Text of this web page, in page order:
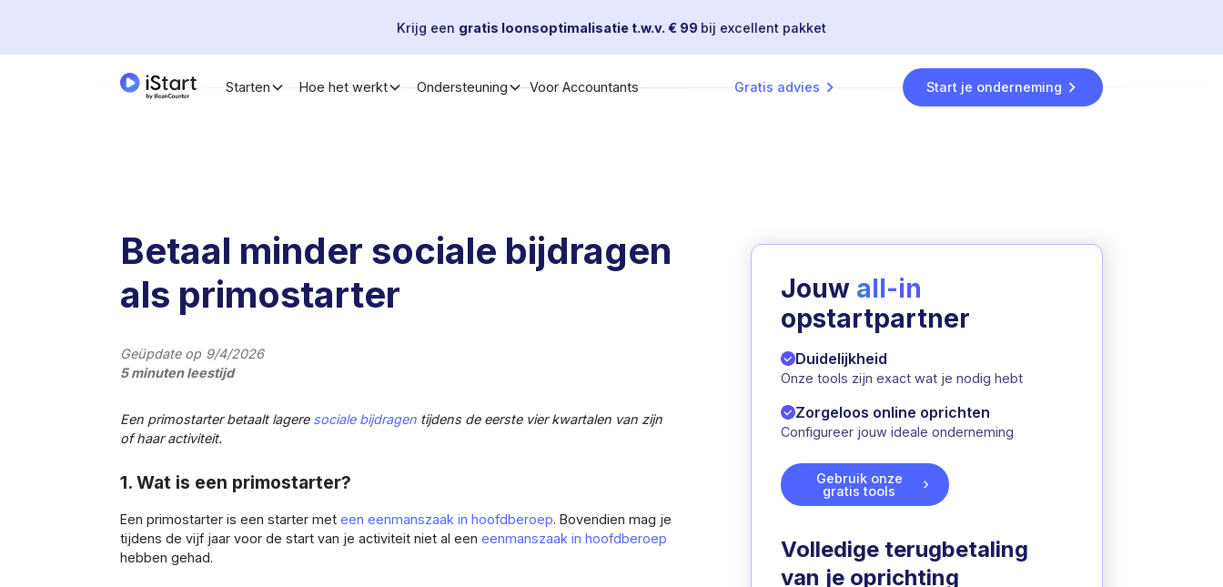
Krijg een gratis loonsoptimalisatie t.w.v. € 99 bij excellent pakket
Starten Hoe het werkt Ondersteuning Voor Accountants Gratis advies Start je onderneming
Betaal minder sociale bijdragen
als primostarter
Geüpdate op 9/4/2026
5 minuten leestijd
Een primostarter betaalt lagere sociale bijdragen tijdens de eerste vier kwartalen van zijn
of haar activiteit.
1. Wat is een primostarter?
Een primostarter is een starter met een eenmanszaak in hoofdberoep. Bovendien mag je
tijdens de vijf jaar voor de start van je activiteit niet al een eenmanszaak in hoofdberoep
hebben gehad.
Jouw all-in
opstartpartner
Duidelijkheid
Onze tools zijn exact wat je nodig hebt
Zorgeloos online oprichten
Configureer jouw ideale onderneming
Gebruik onze
gratis tools
Volledige terugbetaling
van je oprichting